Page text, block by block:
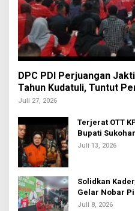
DPC PDI Perjuangan
Tahun Kudatuli, Tuntut
Intelektual
Juli 27, 2026
Terjerat OTT
Bupati
Juli 13, 2026
Solidkan
Gelar Nobar
Juli 8, 2026